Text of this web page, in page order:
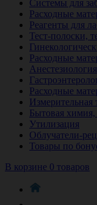
Системы для
Расходные
Реагенты для
Тест-полоски,
Расходные
Расходные
Бытовая химия,
Утилизация
Облучатели-
Товары по
В корзине 0 товаров